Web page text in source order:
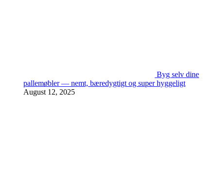
Byg selv dine
pallemøbler — nemt, bæredygtigt og super hyggeligt
August 12, 2025